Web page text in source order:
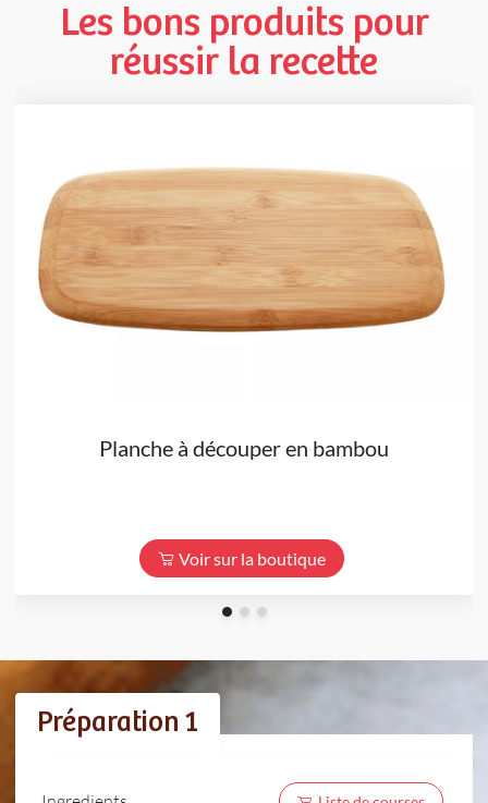
Les bons produits pour
réussir la recette
Planche à découper en bambou
Voir sur la boutique
Préparation 1